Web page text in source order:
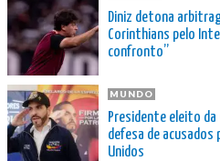
Diniz detona
Corinthians pelo
confronto”
MUNDO
Presidente eleito da
defesa de
Unidos